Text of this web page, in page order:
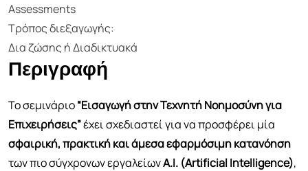
Assessments
Τρόπος διεξαγωγής:
Δια ζώσης ή Διαδικτυακά
Περιγραφή
Το σεμινάριο“Εισαγωγή στην Τεχνητή Νοημοσύνη για
Επιχειρήσεις”έχει σχεδιαστεί για να προσφέρει μία
σφαιρική, πρακτική και άμεσα εφαρμόσιμη κατανόηση
των πιο σύγχρονων εργαλείωνA.I. (Artificial Intelligence),